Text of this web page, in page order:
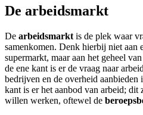
De arbeidsmarkt
De arbeidsmarkt is de plek waar
samenkomen. Denk hierbij niet aan
supermarkt, maar aan het geheel
de ene kant is er de vraag naar
bedrijven en de overheid aanbieden
kant is er het aanbod van arbeid; dit
willen werken, oftewel de